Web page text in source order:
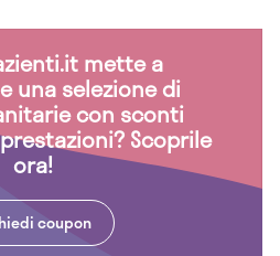
mette a
una selezione di
con sconti
Scoprile
ora!
coupon